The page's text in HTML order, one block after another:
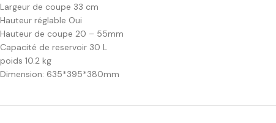
Largeur de coupe 33 cm
Hauteur réglable Oui
Hauteur de coupe 20 – 55mm
Capacité de reservoir 30 L
poids 10.2 kg
Dimension: 635*395*380mm